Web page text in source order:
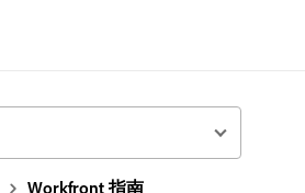
Workfront 指南